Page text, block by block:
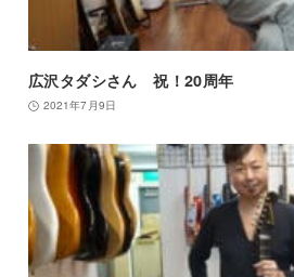
広沢タダシさん 祝！20周年
2021年7月9日